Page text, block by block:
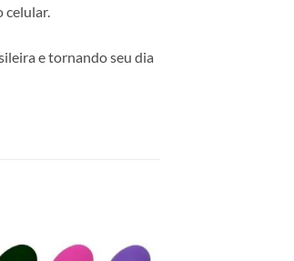
e tornando seu dia